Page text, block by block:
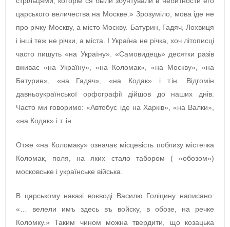
царського величества на Москве.» Зрозуміло, мова іде не
про річку Москву, а місто Москву. Батурин, Гадяч, Лохвиця
і інші теж не річки, а міста. І Україна не річка, хоч літописці
часто пишуть «на Україну». «Самовидець» десятки разів
вживає «на Україну», «на Коломак», «на Москву», «на
Батурин», «на Гадяч», «на Кодак» і т.ін. Відгомін
давньоукраїнської орфографії дійшов до наших днів.
Часто ми говоримо: «Автобус іде на Харків», «на Валки»,
«на Кодак» і т. ін..
Отже «на Коломаку» означає місцевість поблизу містечка
Коломак, поля, на яких стало табором ( «обозом»)
московське і українське війська.
В царському наказі воєводі Василю Голіцину написано:
«… велели имъ здесь въ войску, в обозе, на речке
Коломку.» Таким чином можна твердити, що козацька